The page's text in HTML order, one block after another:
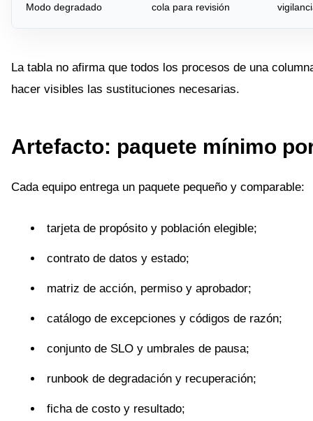
Modo degradado cola para revisión
La tabla no afirma que todos los procesos de una
hacer visibles las sustituciones necesarias.
Artefacto: paquete mínimo
Cada equipo entrega un paquete pequeño y comparable:
tarjeta de propósito y población elegible;
contrato de datos y estado;
matriz de acción, permiso y aprobador;
catálogo de excepciones y códigos de razón;
conjunto de SLO y umbrales de pausa;
runbook de degradación y recuperación;
ficha de costo y resultado;